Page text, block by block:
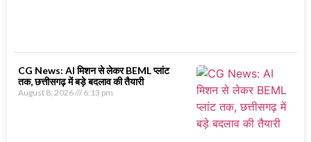
CG News: AI मिशन से लेकर BEML प्लांट
तक, छत्तीसगढ़ में बड़े बदलाव की तैयारी
August 8, 2026 6:13 pm